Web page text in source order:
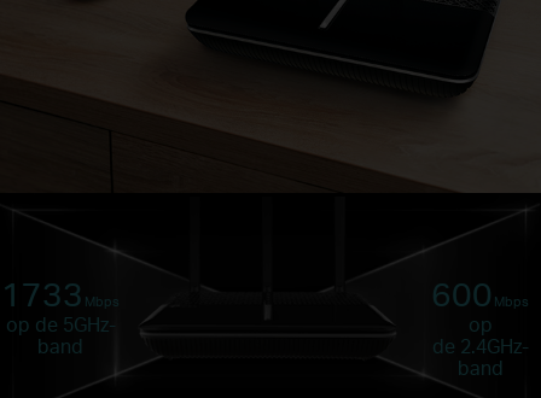
1733 Mbps
op de 5GHz-
band
600 Mbps
op
de 2.4GHz-
band